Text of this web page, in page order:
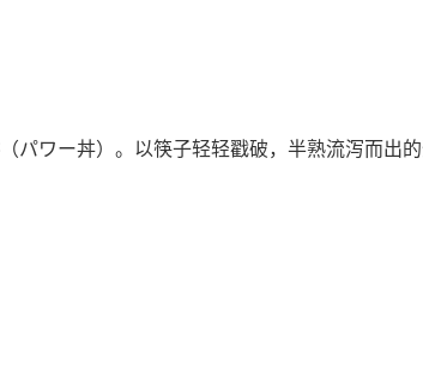
（パワー丼）。以筷子轻轻戳破，半熟流泻而出